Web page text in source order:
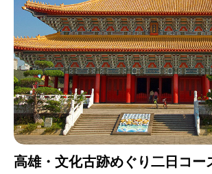
高雄・文化古跡めぐり二日コー